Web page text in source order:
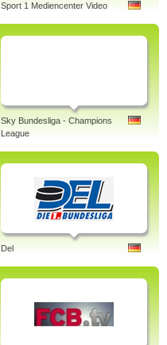
Sport 1 Mediencenter Video
Sky Bundesliga - Champions
League
Del